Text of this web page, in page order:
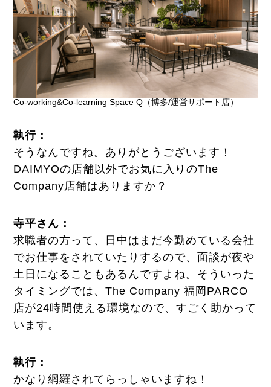
Co-working&Co-learning Space Q（博多/運営サポート店）
執行 ：
そうなんですね。ありがとうございます！
DAIMYOの店舗以外でお気に入りのThe
Company店舗はありますか？
寺平さん：
求職者の方って、日中はまだ今勤めている会社
でお仕事をされていたりするので、面談が夜や
土日になることもあるんですよね。そういった
タイミングでは、The Company 福岡PARCO
店が24時間使える環境なので、すごく助かって
います。
執行 ：
かなり網羅されてらっしゃいますね！